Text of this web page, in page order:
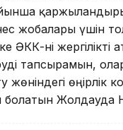
жобалары үшін
ӘКК-ні жергілікті
тапсырамын,
жөніндегі өңірлік
болатын Жолдауда